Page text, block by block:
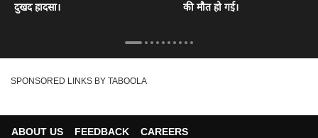
दुखद हादसा।
की मौत हो गई।
SPONSORED LINKS BY TABOOLA
ABOUT US FEEDBACK
CAREERS